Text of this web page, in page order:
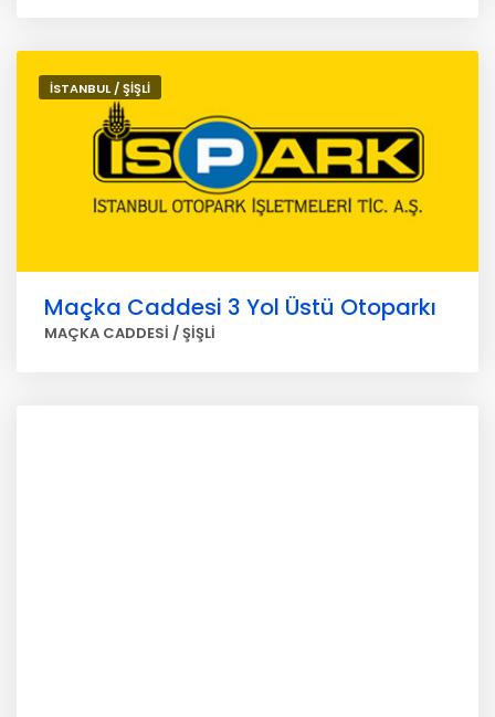
İSTANBUL / ŞİŞLİ
Maçka Caddesi 3 Yol Üstü Otoparkı
MAÇKA CADDESİ / ŞİŞLİ